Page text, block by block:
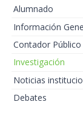
Alumnado
Información
Contador Público
Investigación
Noticias
Debates